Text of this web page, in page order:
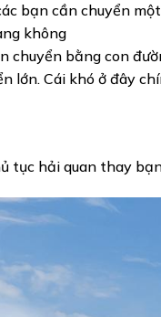
bạn cần chuyển
không
chuyển bằng con
lớn. Cái khó ở đây
tục hải quan thay